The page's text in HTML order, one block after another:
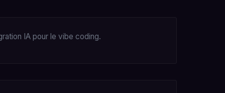
IA pour le vibe coding.